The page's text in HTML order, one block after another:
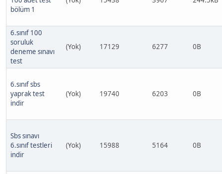
bölüm 1
6.sınıf 100
soruluk
deneme sınavı
test
(Yok) 17129 6277 0B
6.sınıf sbs
yaprak test
indir
(Yok) 19740 6203 0B
Sbs sınavı
6.sınıf testleri
indir
(Yok) 15988 5164 0B